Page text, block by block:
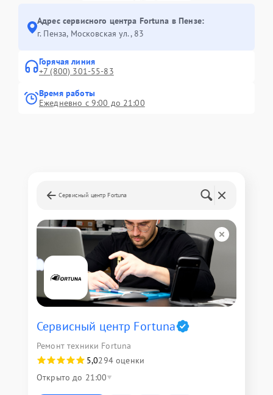
Адрес сервисного центра Fortuna в Пензе:
г. Пенза, Московская ул., 83
Горячая линия
+7 (800) 301-55-83
Время работы
Ежедневно с 9:00 до 21:00
Сервисный центр Fortuna
Сервисный центр Fortuna
Ремонт техники Fortuna
5,0294 оценки
Открыто до 21:00